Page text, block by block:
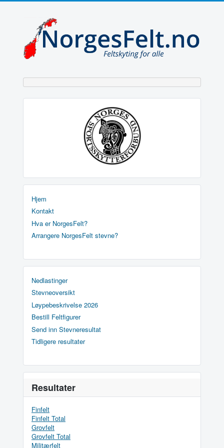
Hjem
Kontakt
Hva er NorgesFelt?
Arrangere NorgesFelt stevne?
Nedlastinger
Stevneoversikt
Løypebeskrivelse 2026
Bestill Feltfigurer
Send inn Stevneresultat
Tidligere resultater
Resultater
Finfelt
Finfelt Total
Grovfelt
Grovfelt Total
Militærfelt